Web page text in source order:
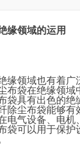
缘领域的运用
缘领域也有着广
布袋在绝缘领域
袋具有出色的绝
除尘布袋能够有
电气设备、电机
袋可以用于保护